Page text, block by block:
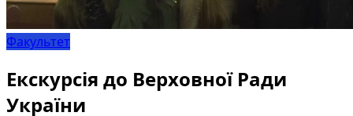
Факультет
Екскурсія до Верховної Ради
України